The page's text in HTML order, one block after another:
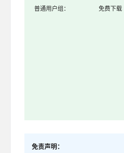
普通用户组： 免费下载
免责声明：